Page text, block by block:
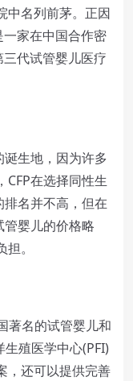
中名列前茅。正因
家在中国合作密
代试管婴儿医疗
生地，因为许多
CFP在选择同性生
排名并不高，但在
管婴儿的价格略
。
名的试管婴儿和
殖医学中心(PFI)
，还可以提供完善